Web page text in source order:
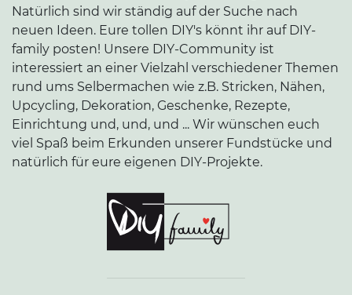
Natürlich sind wir ständig auf der Suche nach
neuen Ideen. Eure tollen DIY's könnt ihr auf DIY-
family posten! Unsere DIY-Community ist
interessiert an einer Vielzahl verschiedener Themen
rund ums Selbermachen wie z.B. Stricken, Nähen,
Upcycling, Dekoration, Geschenke, Rezepte,
Einrichtung und, und, und ... Wir wünschen euch
viel Spaß beim Erkunden unserer Fundstücke und
natürlich für eure eigenen DIY-Projekte.